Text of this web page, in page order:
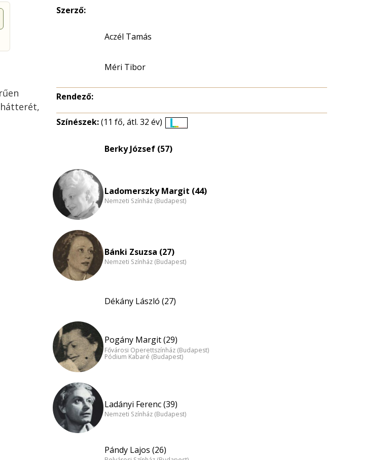
Szerző:
Aczél Tamás
Méri Tibor
Rendező:
Színészek:(11 fő, átl. 32 év)
Berky József (57)
Ladomerszky Margit (44)
Nemzeti Színház (Budapest)
Bánki Zsuzsa (27)
Nemzeti Színház (Budapest)
Dékány László (27)
Pogány Margit (29)
Fővárosi Operettszínház (Budapest)
Pódium Kabaré (Budapest)
Ladányi Ferenc (39)
Nemzeti Színház (Budapest)
Pándy Lajos (26)